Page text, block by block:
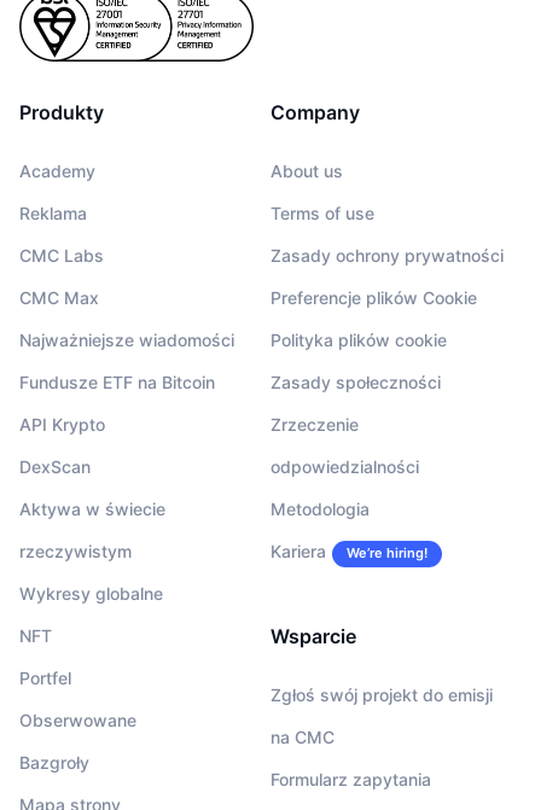
Produkty
Academy
Reklama
CMC Labs
CMC Max
Najważniejsze wiadomości
Fundusze ETF na Bitcoin
API Krypto
DexScan
Aktywa w świecie
rzeczywistym
Wykresy globalne
NFT
Portfel
Obserwowane
Bazgroły
Mapa strony
Company
About us
Terms of use
Zasady ochrony prywatności
Preferencje plików Cookie
Polityka plików cookie
Zasady społeczności
Zrzeczenie
odpowiedzialności
Metodologia
Kariera We’re hiring!
Wsparcie
Zgłoś swój projekt do emisji
na CMC
Formularz zapytania